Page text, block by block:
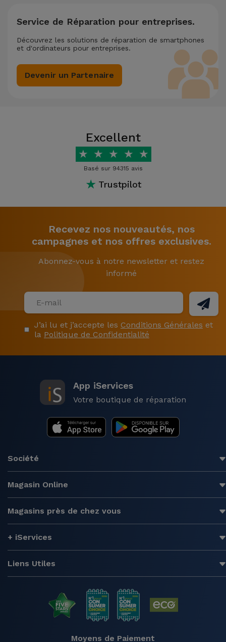
Service de Réparation pour entreprises.
Découvrez les solutions de réparation de smartphones
et d'ordinateurs pour entreprises.
Devenir un Partenaire
Excellent
★ ★ ★ ★ ★
Basé sur 94315 avis
★ Trustpilot
Recevez nos nouveautés, nos
campagnes et nos offres exclusives.
Abonnez-vous à notre newsletter et restez
informé
J’ai lu et j’accepte les Conditions Générales et
la Politique de Confidentialité
App iServices
Votre boutique de réparation
Société
Magasin Online
Magasins près de chez vous
+ iServices
Liens Utiles
Moyens de Paiement